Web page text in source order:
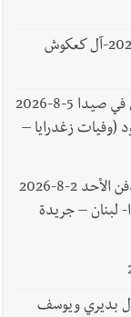
وفاة الحاجة رقية محمد حمودة -الدفن -6-8-2026-آل كعكوش
وفاة مصطفى محمد موسى 3-8-2026 والتعازي في صيدا 5-8-2026
(وفيات زغدرايا –
وفاة الشاب موسى محمد خلف عبد العزيز والدفن الأحد 2-8-2026
لبنان – جريدة
يوسف بديري -الدفن 1-8-2026 - آل بديري ويوسف